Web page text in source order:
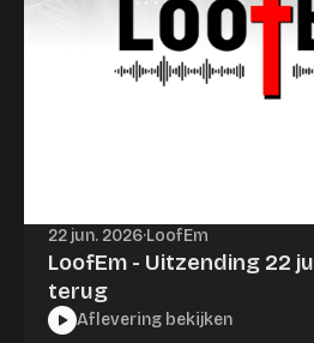
22 jun. 2026·LoofEm
LoofEm - Uitzending 22
terug
Aflevering bekijken